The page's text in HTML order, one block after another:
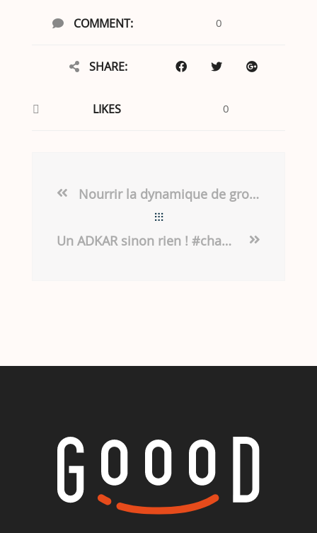
COMMENT: 0
SHARE:
LIKES 0
Nourrir la dynamique de groupe
Un ADKAR sinon rien ! #changemanagement